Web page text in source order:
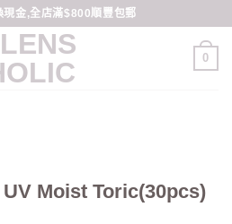
現金,全店滿$800順豐包郵
0
Moist Toric(30pcs)